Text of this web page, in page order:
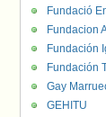
Fundació
Fundacion
Fundación
Fundación
Gay
GEHITU